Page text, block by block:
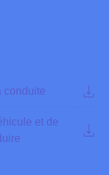
conduite
et de